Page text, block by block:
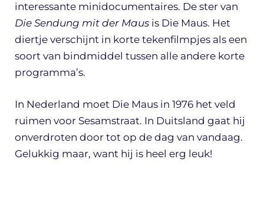
interessante minidocumentaires. De ster van
Die Sendung mit der Maus is Die Maus. Het
diertje verschijnt in korte tekenfilmpjes als een
soort van bindmiddel tussen alle andere korte
programma’s.
In Nederland moet Die Maus in 1976 het veld
ruimen voor Sesamstraat. In Duitsland gaat hij
onverdroten door tot op de dag van vandaag.
Gelukkig maar, want hij is heel erg leuk!